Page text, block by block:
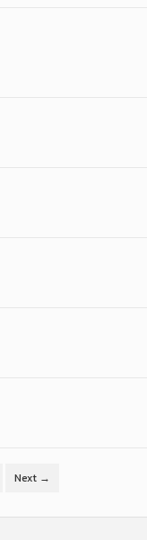
Next →